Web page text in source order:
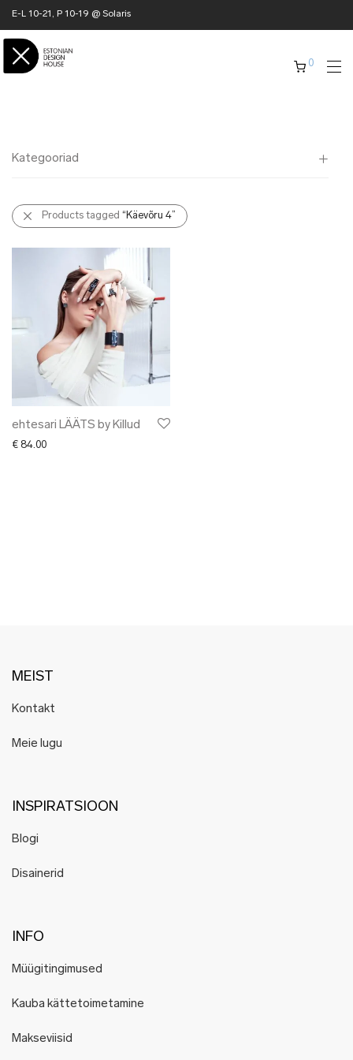
E-L 10-21, P 10-19 @ Solaris
0
Kategooriad
Kõik
✖ KODU
✖ RÕIVAD
✖ AKSESSUAARID
✖ KINGITUSED
✖ ONLY @ EDH
✖ LÕPUMÜÜK
✖ DISAINERID
Products tagged “Käevõru 4”
ehtesari LÄÄTS by Killud
€ 84.00
MEIST
Kontakt
Meie lugu
INSPIRATSIOON
Blogi
Disainerid
INFO
Müügitingimused
Kauba kättetoimetamine
Makseviisid